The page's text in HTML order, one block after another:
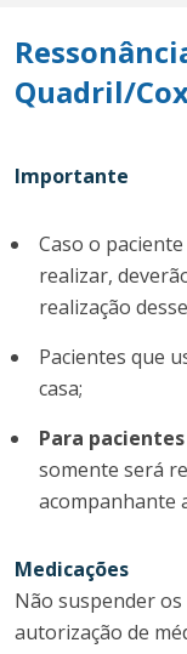
Quadril/
Importante
Caso o
realizar,
realização
Pacientes que
casa;
Para
somente será
acompanhante
Medicações
Não suspender os
autorização de